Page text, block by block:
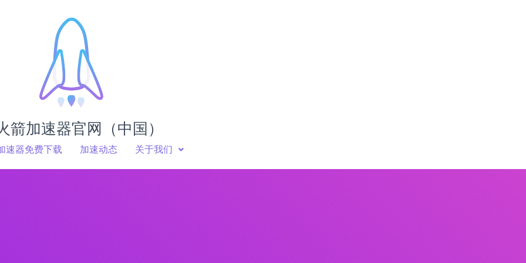
箭加速器官网（中国）
速器免费下载 加速动态 关于我们